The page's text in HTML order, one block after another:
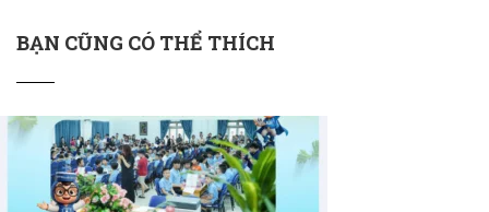
BẠN CŨNG CÓ THỂ THÍCH